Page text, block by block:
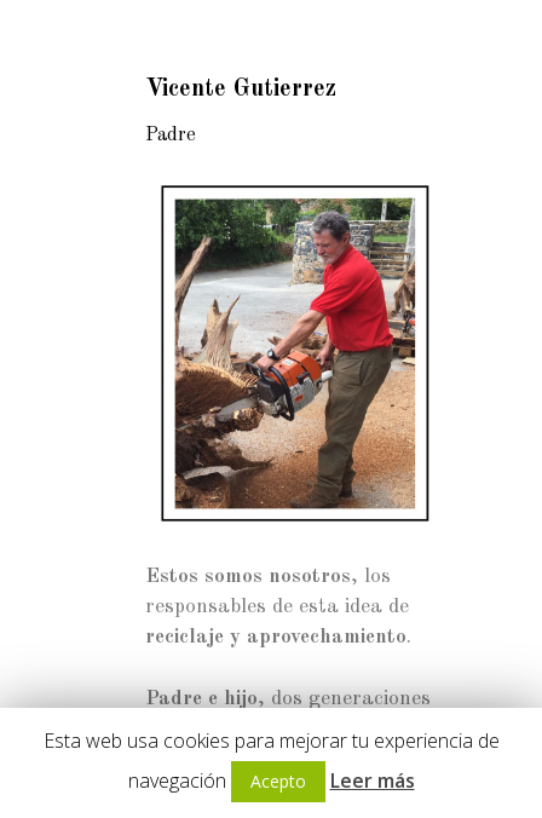
Vicente Gutierrez
Padre
Estos somos nosotros, los
responsables de esta idea de
reciclaje y aprovechamiento.
Padre e hijo, dos generaciones
de Vicentes los cuales creemos
que todo esaprovechable y
reutilizable .
Esta web usa cookies para mejorar tu experiencia de
navegación
Acepto Leer más